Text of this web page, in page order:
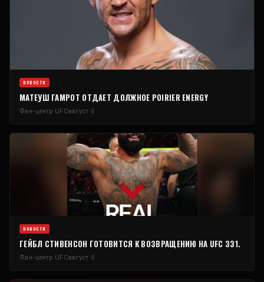
НОВОСТИ
МАТЕУШ ГАМРОТ ОТДАЕТ ДОЛЖНОЕ POIRIER ENERGY
Фан-центр UFCавгуст 6
НОВОСТИ
ГЕЙБЛ СТИВЕНСОН ГОТОВИТСЯ К ВОЗВРАЩЕНИЮ НА UFC 331.
Фан-центр UFCавгуст 6